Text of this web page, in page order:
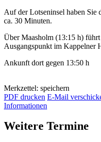
Auf der Lotseninsel haben Sie
ca. 30 Minuten.
Über Maasholm (13:15 h)
Ausgangspunkt im Kappelner
Ankunft dort gegen 13:50 h
Merkzettel: speichern
PDF drucken E-Mail
Informationen
Weitere Termine